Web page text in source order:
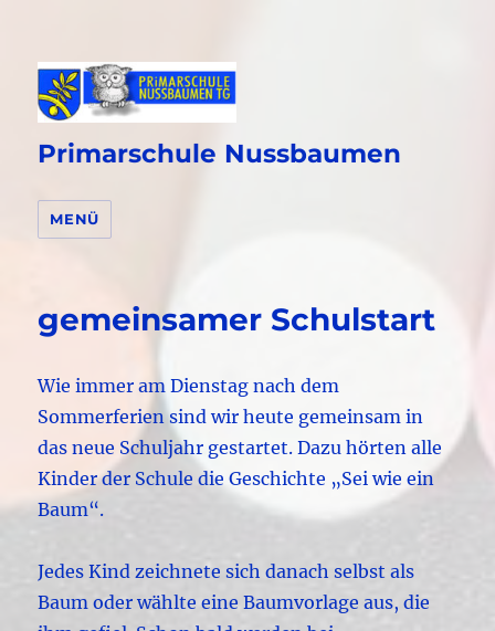
Primarschule Nussbaumen
MENÜ
gemeinsamer Schulstart
Wie immer am Dienstag nach dem
Sommerferien sind wir heute gemeinsam in
das neue Schuljahr gestartet. Dazu hörten alle
Kinder der Schule die Geschichte „Sei wie ein
Baum“.
Jedes Kind zeichnete sich danach selbst als
Baum oder wählte eine Baumvorlage aus, die